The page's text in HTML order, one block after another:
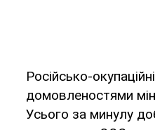
Російсько-
домовленостями
Усього за минулу